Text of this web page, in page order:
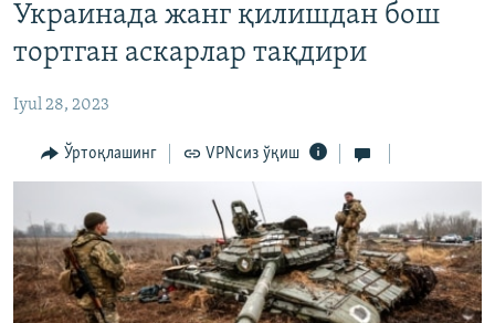
Қидиришга
ўтинг
На русском
ИЖТИМОИЙ ТАРМОҚЛАР
Озодлик бошқа тилларда
Украинада жанг қилишдан бош
тортган аскарлар тақдири
Iyul 28, 2023
Ўртоқлашинг VPNсиз ўқиш